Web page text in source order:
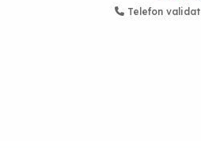
Telefon validat